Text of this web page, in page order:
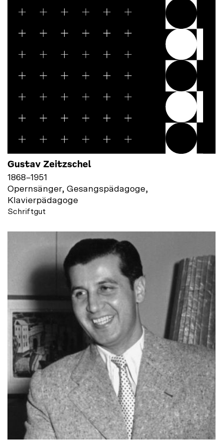
Gustav Zeitzschel
1868–1951
Opernsänger, Gesangspädagoge,
Klavierpädagoge
Schriftgut